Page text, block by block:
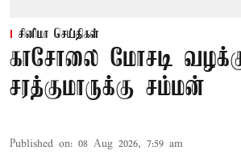
சினிமா செய்திகள்
காசோலை மோசடி
சரத்குமாருக்கு சம்மன்
Published on: 08 Aug 2026, 7:59 am